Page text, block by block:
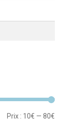
Prix : 10€ —80€